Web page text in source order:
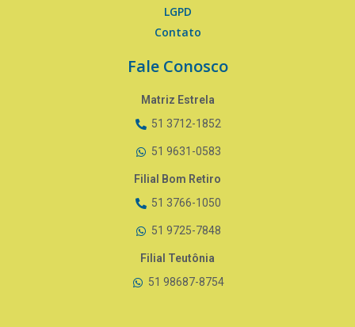
LGPD
Contato
Fale Conosco
Matriz Estrela
51 3712-1852
51 9631-0583
Filial Bom Retiro
51 3766-1050
51 9725-7848
Filial Teutônia
51 98687-8754